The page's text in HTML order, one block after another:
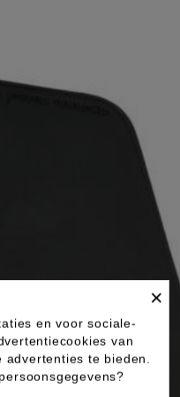
×
en voor sociale-
van
te bieden.